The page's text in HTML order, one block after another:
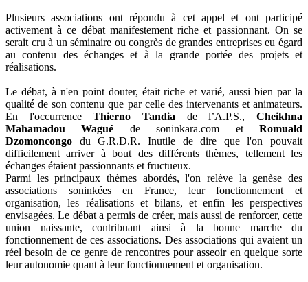
Plusieurs associations ont répondu à cet appel et ont participé
activement à ce débat manifestement riche et passionnant. On se
serait cru à un séminaire ou congrès de grandes entreprises eu égard
au contenu des échanges et à la grande portée des projets et
réalisations.
Le débat, à n'en point douter, était riche et varié, aussi bien par la
qualité de son contenu que par celle des intervenants et animateurs.
En l'occurrenceThierno Tandia de l’A.P.S.,Cheikhna
Mahamadou Wagué de soninkara.com etRomuald
Dzomoncongo du G.R.D.R. Inutile de dire que l'on pouvait
difficilement arriver à bout des différents thèmes, tellement les
échanges étaient passionnants et fructueux.
Parmi les principaux thèmes abordés, l'on relève la genèse des
associations soninkées en France, leur fonctionnement et
organisation, les réalisations et bilans, et enfin les perspectives
envisagées. Le débat a permis de créer, mais aussi de renforcer, cette
union naissante, contribuant ainsi à la bonne marche du
fonctionnement de ces associations. Des associations qui avaient un
réel besoin de ce genre de rencontres pour asseoir en quelque sorte
leur autonomie quant à leur fonctionnement et organisation.